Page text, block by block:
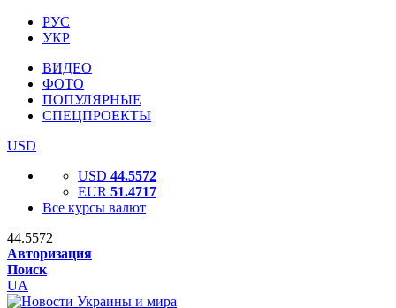
РУС
УКР
ВИДЕО
ФОТО
ПОПУЛЯРНЫЕ
СПЕЦПРОЕКТЫ
USD
USD 44.5572
EUR 51.4717
Все курсы валют
44.5572
Авторизация
Поиск
UA